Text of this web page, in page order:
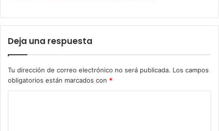
Deja una respuesta
Tu dirección de correo electrónico no será publicada. Los campos
obligatorios están marcados con *